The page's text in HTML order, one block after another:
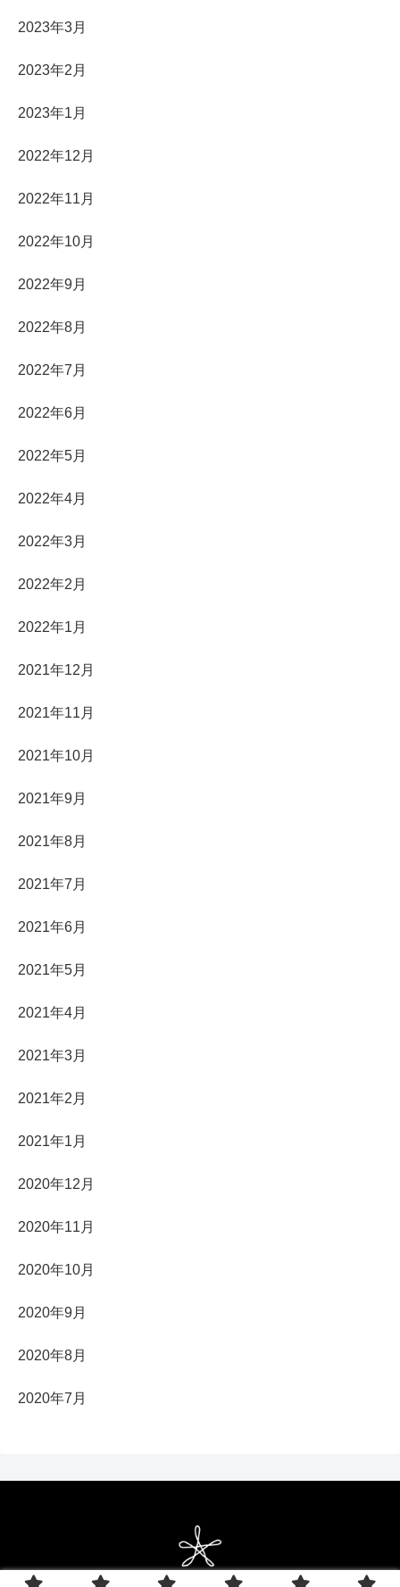
2023年3月
2023年2月
2023年1月
2022年12月
2022年11月
2022年10月
2022年9月
2022年8月
2022年7月
2022年6月
2022年5月
2022年4月
2022年3月
2022年2月
2022年1月
2021年12月
2021年11月
2021年10月
2021年9月
2021年8月
2021年7月
2021年6月
2021年5月
2021年4月
2021年3月
2021年2月
2021年1月
2020年12月
2020年11月
2020年10月
2020年9月
2020年8月
2020年7月